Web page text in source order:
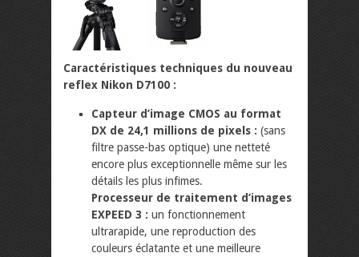
Caractéristiques techniques du nouveau
reflex Nikon D7100 :
Capteur d’image CMOS au format
DX de 24,1 millions de pixels : (sans
filtre passe-bas optique) une netteté
encore plus exceptionnelle même sur les
détails les plus infimes.
Processeur de traitement d’images
EXPEED 3 : un fonctionnement
ultrarapide, une reproduction des
couleurs éclatante et une meilleure